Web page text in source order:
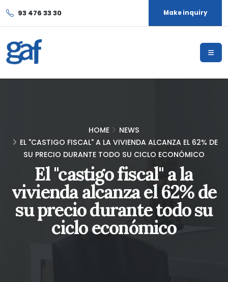
93 476 33 30 Make inquiry
HOME
NEWS
EL "CASTIGO FISCAL" A LA VIVIENDA ALCANZA EL 62% DE
SU PRECIO DURANTE TODO SU CICLO ECONÓMICO
El "castigo fiscal" a la
vivienda alcanza el 62% de
su precio durante todo su
ciclo económico